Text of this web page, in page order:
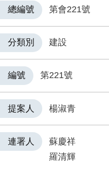
總編號 第會221號
分類別 建設
編號 第221號
提案人 楊淑青
連署人
蘇慶祥
羅清輝